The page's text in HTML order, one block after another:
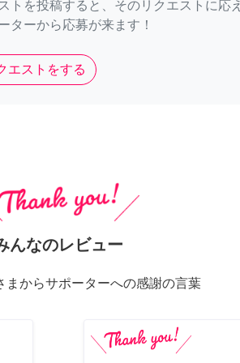
トを投稿すると、そのリクエストに応
ターから応募が来ます！
エストをする
んなのレビュー
まからサポーターへの感謝の言葉